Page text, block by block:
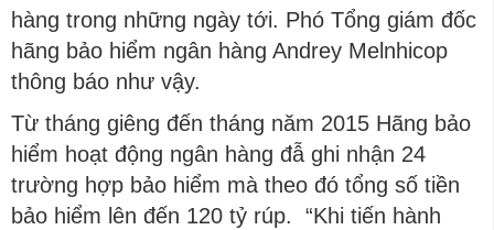
hàng trong những ngày tới. Phó Tổng giám đốc
hãng bảo hiểm ngân hàng Andrey Melnhicop
thông báo như vậy.
Từ tháng giêng đến tháng năm 2015 Hãng bảo
hiểm hoạt động ngân hàng đẫ ghi nhận 24
trường hợp bảo hiểm mà theo đó tổng số tiền
bảo hiểm lên đến 120 tỷ rúp. “Khi tiến hành